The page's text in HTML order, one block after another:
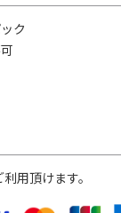
ク
用頂けます。